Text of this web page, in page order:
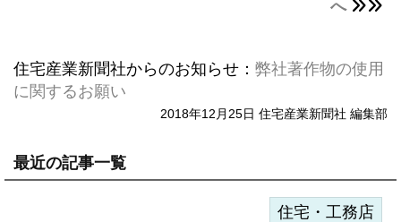
へ
住宅産業新聞社からのお知らせ： 弊社著作物の使用
に関するお願い
2018年12月25日 住宅産業新聞社 編集部
最近の記事一覧
住宅・工務店